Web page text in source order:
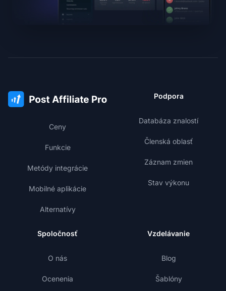
Ceny
Funkcie
Metódy integrácie
Mobilné aplikácie
Alternatívy
Podpora
Databáza znalostí
Členská oblasť
Záznam zmien
Stav výkonu
Spoločnosť
O nás
Ocenenia
Vzdelávanie
Blog
Šablóny